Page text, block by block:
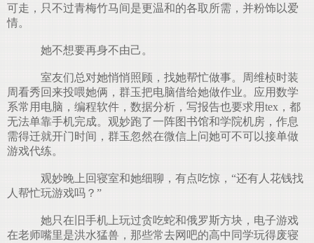
可走，只不过青梅竹马间是更温和的各取所需，并粉饰以爱
情。
她不想要再身不由己。
室友们总对她悄悄照顾，找她帮忙做事。周维桢时装
周看秀回来投喂她俩，群玉把电脑借给她做作业。应用数学
系常用电脑，编程软件，数据分析，写报告也要求用tex，都
无法单靠手机完成。观妙跑了一阵图书馆和学院机房，作息
需得迁就开门时间，群玉忽然在微信上问她可不可以接单做
游戏代练。
观妙晚上回寝室和她细聊，有点吃惊，“还有人花钱找
人帮忙玩游戏吗？”
她只在旧手机上玩过贪吃蛇和俄罗斯方块，电子游戏
在老师嘴里是洪水猛兽，那些常去网吧的高中同学玩得废寝